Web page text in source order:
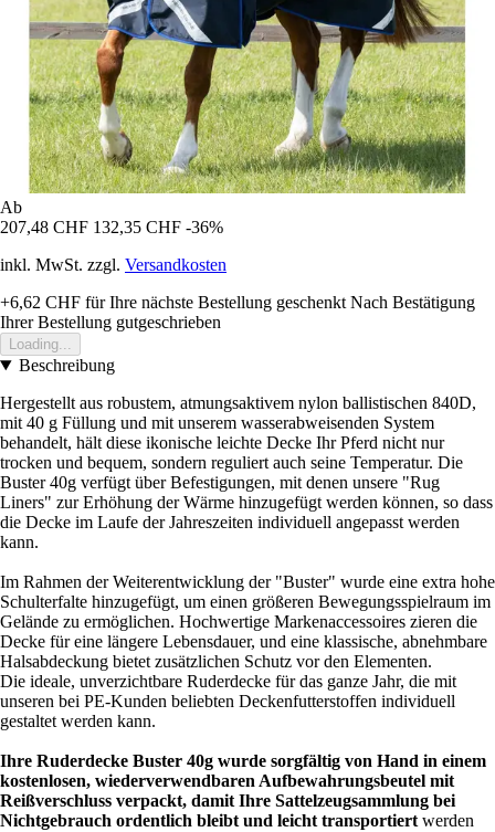
Ab
207,48 CHF 132,35 CHF -36%
inkl. MwSt. zzgl. Versandkosten
+6,62 CHF für Ihre nächste Bestellung geschenkt Nach Bestätigung
Ihrer Bestellung gutgeschrieben
Loading...
Beschreibung
Hergestellt aus robustem, atmungsaktivem nylon ballistischen 840D,
mit 40 g Füllung und mit unserem wasserabweisenden System
behandelt, hält diese ikonische leichte Decke Ihr Pferd nicht nur
trocken und bequem, sondern reguliert auch seine Temperatur. Die
Buster 40g verfügt über Befestigungen, mit denen unsere "Rug
Liners" zur Erhöhung der Wärme hinzugefügt werden können, so dass
die Decke im Laufe der Jahreszeiten individuell angepasst werden
kann.
Im Rahmen der Weiterentwicklung der "Buster" wurde eine extra hohe
Schulterfalte hinzugefügt, um einen größeren Bewegungsspielraum im
Gelände zu ermöglichen. Hochwertige Markenaccessoires zieren die
Decke für eine längere Lebensdauer, und eine klassische, abnehmbare
Halsabdeckung bietet zusätzlichen Schutz vor den Elementen.
Die ideale, unverzichtbare Ruderdecke für das ganze Jahr, die mit
unseren bei PE-Kunden beliebten Deckenfutterstoffen individuell
gestaltet werden kann.
Ihre Ruderdecke Buster 40g wurde sorgfältig von Hand in einem
kostenlosen, wiederverwendbaren Aufbewahrungsbeutel mit
Reißverschluss verpackt, damit Ihre Sattelzeugsammlung bei
Nichtgebrauch ordentlich bleibt und leicht transportiert werden